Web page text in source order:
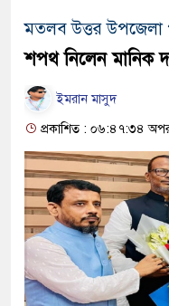
মতলব উত্তর উপজেলা
শপথ নিলেন মানিক
ইমরান মাসুদ
প্রকাশিত : ০৬:৪৭:৩৪